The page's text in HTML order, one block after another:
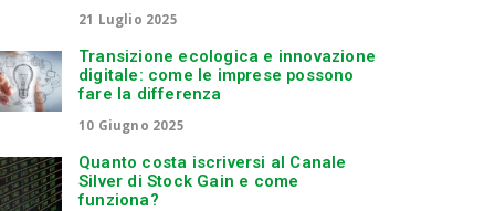
21 Luglio 2025
Transizione ecologica e innovazione
digitale: come le imprese possono
fare la differenza
10 Giugno 2025
Quanto costa iscriversi al Canale
Silver di Stock Gain e come
funziona?